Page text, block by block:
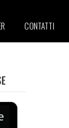
CONTATTI